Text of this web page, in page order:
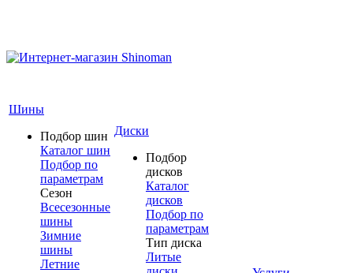
Шины
Подбор шин
Каталог шин
Подбор по
параметрам
Сезон
Всесезонные
шины
Зимние
шины
Летние
Диски
Подбор
дисков
Каталог
дисков
Подбор по
параметрам
Тип диска
Литые